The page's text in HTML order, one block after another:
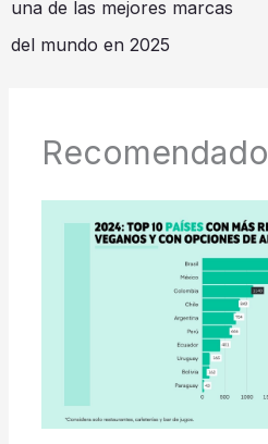
una de las mejores marcas
del mundo en 2025
Recomendado